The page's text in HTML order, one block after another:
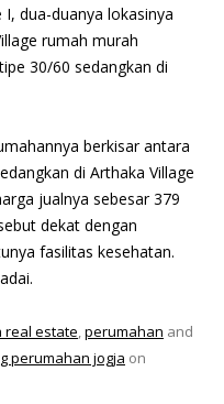
I, dua-duanya lokasinya
rumah murah
30/60 sedangkan di
berkisar antara
di Arthaka Village
jualnya sebesar 379
dekat dengan
fasilitas kesehatan.
real estate,perumahan and
perumahan jogja on